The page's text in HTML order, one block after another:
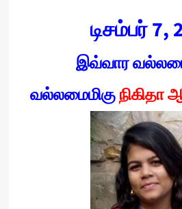
டிசம்பர் 7,
இவ்வார
வல்லமைமிகுநிகிதா